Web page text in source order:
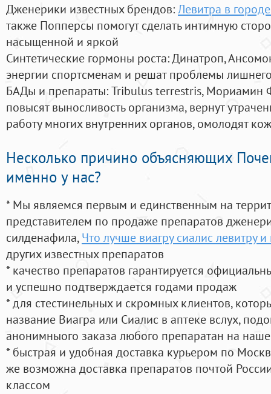
Дженерики известных брендов:Левитра в
также Попперсы помогут сделать интимную
насыщенной и яркой
Синтетические гормоны роста: Динатроп,
энергии спортсменам и решат проблемы
БАДы и препараты:Tribulus terrestris, Мориамин
повысят выносливость организма, вернут
работу многих внутренних органов, омолодят
Несколько причино объясняющих
именно у нас?
* Мы являемся первым и единственным на
представителем по продаже препаратов
силденафила, Что лучше виагру сиалис левитру
других известных препаратов
* качество препаратов гарантируется
и успешно подтверждается годами продаж
* для стестинельных и скромных клиентов,
название Виагра или Сиалис в аптеке вслух,
анонимныого заказа любого препаратан на
* быстрая и удобная доставка курьером по
же возможна доставка препаратов почтой
классом